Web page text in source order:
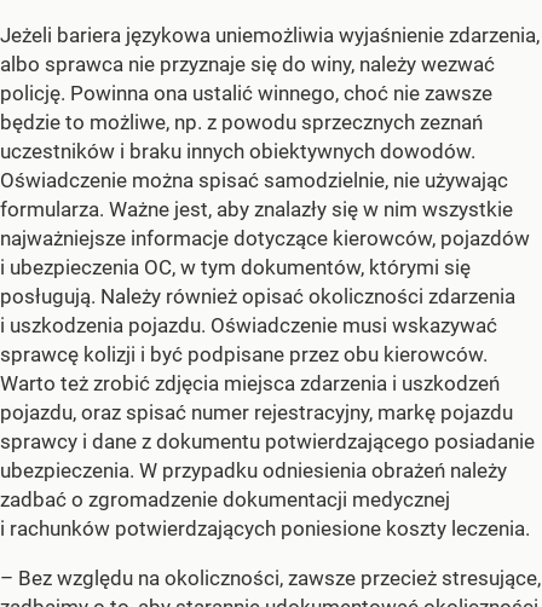
Jeżeli bariera językowa uniemożliwia wyjaśnienie zdarzenia,
albo sprawca nie przyznaje się do winy, należy wezwać
policję. Powinna ona ustalić winnego, choć nie zawsze
będzie to możliwe, np. z powodu sprzecznych zeznań
uczestników i braku innych obiektywnych dowodów.
Oświadczenie można spisać samodzielnie, nie używając
formularza. Ważne jest, aby znalazły się w nim wszystkie
najważniejsze informacje dotyczące kierowców, pojazdów
i ubezpieczenia OC, w tym dokumentów, którymi się
posługują. Należy również opisać okoliczności zdarzenia
i uszkodzenia pojazdu. Oświadczenie musi wskazywać
sprawcę kolizji i być podpisane przez obu kierowców.
Warto też zrobić zdjęcia miejsca zdarzenia i uszkodzeń
pojazdu, oraz spisać numer rejestracyjny, markę pojazdu
sprawcy i dane z dokumentu potwierdzającego posiadanie
ubezpieczenia. W przypadku odniesienia obrażeń należy
zadbać o zgromadzenie dokumentacji medycznej
i rachunków potwierdzających poniesione koszty leczenia.
– Bez względu na okoliczności, zawsze przecież stresujące,